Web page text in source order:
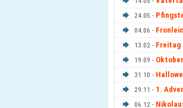
24.05 -
04.06 -
13.02 - Freitag
19.09 -
31.10 -
29.11 - 1.
06.12 -